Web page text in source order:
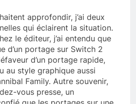
approfondir, j’ai deux
qui éclairent la situation.
le éditeur, j’ai entendu que
d’un portage sur Switch 2
d’un portage rapide,
au style graphique aussi
Family. Autre souvenir,
vous presse, un